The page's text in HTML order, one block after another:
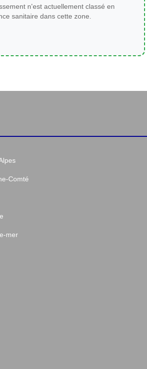
n'est actuellement classé en
sanitaire dans cette zone.
Comté
mer